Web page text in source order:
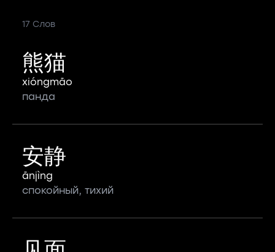
17 Слов
熊猫
xióngmāo
панда
安静
ānjìng
спокойный, тихий